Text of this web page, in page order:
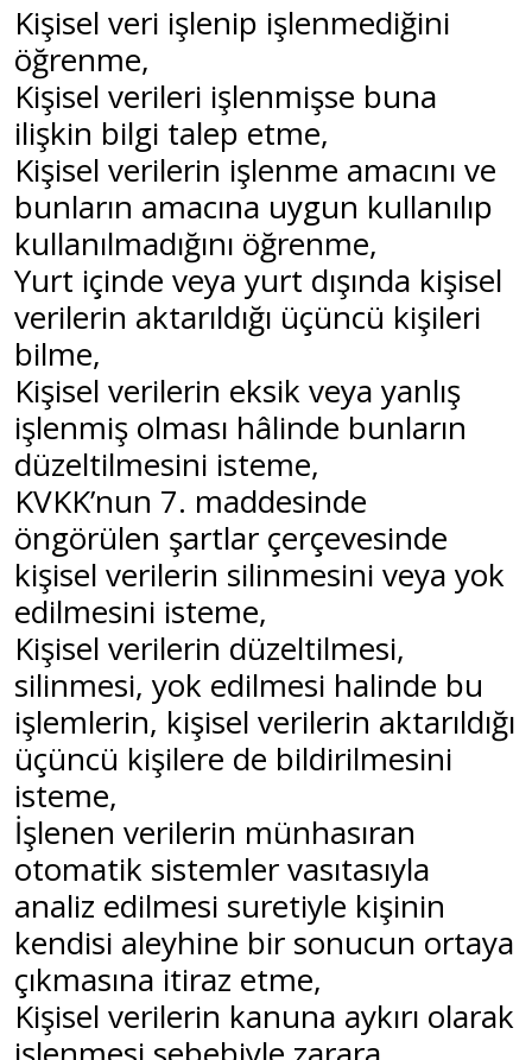
Kişisel veri işlenip işlenmediğini
öğrenme,
Kişisel verileri işlenmişse buna
ilişkin bilgi talep etme,
Kişisel verilerin işlenme amacını ve
bunların amacına uygun kullanılıp
kullanılmadığını öğrenme,
Yurt içinde veya yurt dışında kişisel
verilerin aktarıldığı üçüncü kişileri
bilme,
Kişisel verilerin eksik veya yanlış
işlenmiş olması hâlinde bunların
düzeltilmesini isteme,
KVKK’nun 7. maddesinde
öngörülen şartlar çerçevesinde
kişisel verilerin silinmesini veya yok
edilmesini isteme,
Kişisel verilerin düzeltilmesi,
silinmesi, yok edilmesi halinde bu
işlemlerin, kişisel verilerin aktarıldığı
üçüncü kişilere de bildirilmesini
isteme,
İşlenen verilerin münhasıran
otomatik sistemler vasıtasıyla
analiz edilmesi suretiyle kişinin
kendisi aleyhine bir sonucun ortaya
çıkmasına itiraz etme,
Kişisel verilerin kanuna aykırı olarak